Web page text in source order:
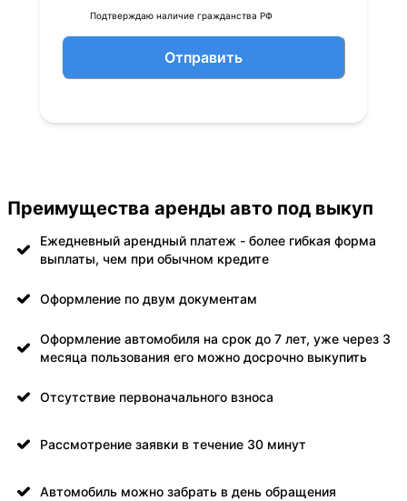
Подтверждаю наличие гражданства РФ
Отправить
Преимущества аренды авто под выкуп
Ежедневный арендный платеж - более гибкая форма
выплаты, чем при обычном кредите
Оформление по двум документам
Оформление автомобиля на срок до 7 лет, уже через 3
месяца пользования его можно досрочно выкупить
Отсутствие первоначального взноса
Рассмотрение заявки в течение 30 минут
Автомобиль можно забрать в день обращения